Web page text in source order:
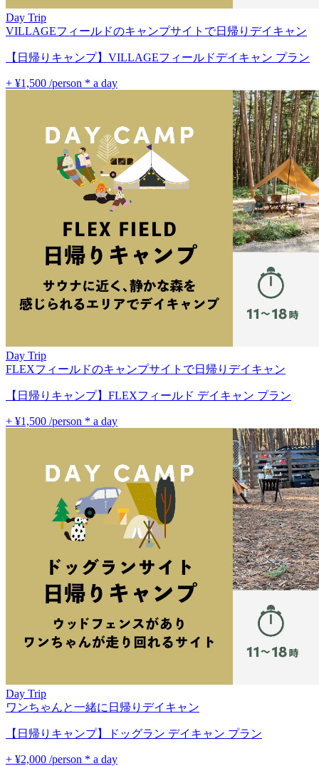
Day Trip
VILLAGEフィールドのキャンプサイトで日帰りデイキャン
【日帰りキャンプ】VILLAGEフィールドデイキャン プラン
+ ¥1,500 /person * a day
Day Trip
FLEXフィールドのキャンプサイトで日帰りデイキャン
【日帰りキャンプ】FLEXフィールド デイキャン プラン
+ ¥1,500 /person * a day
Day Trip
ワンちゃんと一緒に日帰りデイキャン
【日帰りキャンプ】ドッグラン デイキャン プラン
+ ¥2,000 /person * a day